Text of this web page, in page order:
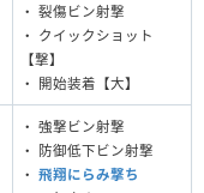
・ 裂傷ビン射撃
・ クイックショット
【撃】
・ 開始装着【大】
・ 強撃ビン射撃
・ 防御低下ビン射撃
・ 飛翔にらみ撃ち